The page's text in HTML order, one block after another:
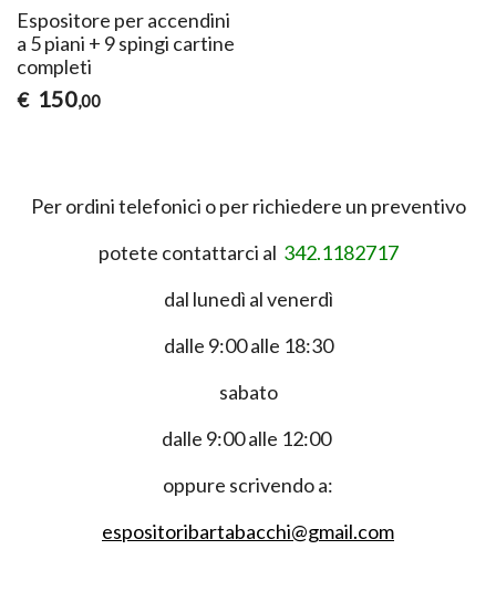
Espositore per accendini
a 5 piani + 9 spingi cartine
completi
€ 150,00
Per ordini telefonici o per richiedere un preventivo
potete contattarci al 342.1182717
dal lunedì al venerdì
dalle 9:00 alle 18:30
sabato
dalle 9:00 alle 12:00
oppure scrivendo a:
espositoribartabacchi@gmail.com